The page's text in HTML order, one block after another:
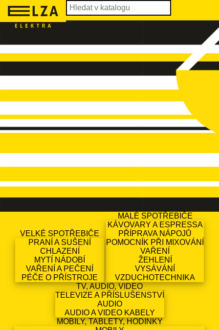
VELKÉ SPOTŘEBIČE
PRANÍ A SUŠENÍ
CHLAZENÍ
MYTÍ NÁDOBÍ
VAŘENÍ A PEČENÍ
PÉČE O PŘÍSTROJE
MALÉ SPOTŘEBIČE
KÁVOVARY A ESPRESSA
PŘÍPRAVA NÁPOJŮ
POMOCNÍK PŘI MIXOVÁNÍ
VAŘENÍ
ŽEHLENÍ
VYSÁVÁNÍ
VZDUCHOTECHNIKA
TV, AUDIO, VIDEO
TELEVIZE A PŘÍSLUŠENSTVÍ
AUDIO
AUDIO A VIDEO KABELY
MOBILY, TABLETY, HODINKY